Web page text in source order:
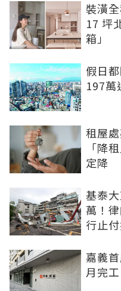
裝潢
17 坪
箱」
假日
197萬
租屋
「降
定降
基泰
萬！
行止
嘉義
月完